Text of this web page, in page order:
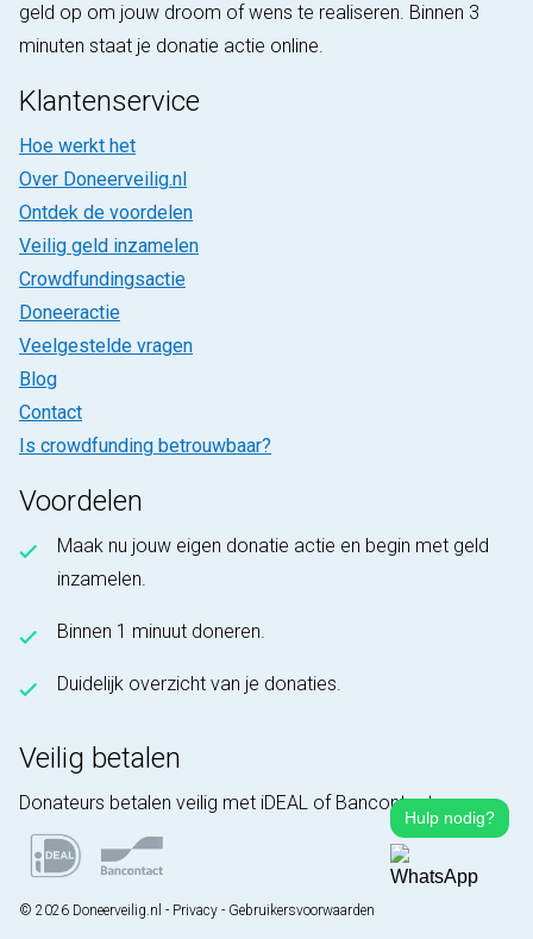
geld op om jouw droom of wens te realiseren. Binnen 3
minuten staat je donatie actie online.
Klantenservice
Hoe werkt het
Over Doneerveilig.nl
Ontdek de voordelen
Veilig geld inzamelen
Crowdfundingsactie
Doneeractie
Veelgestelde vragen
Blog
Contact
Is crowdfunding betrouwbaar?
Voordelen
Maak nu jouw eigen donatie actie en begin met geld
inzamelen.
Binnen 1 minuut doneren.
Duidelijk overzicht van je donaties.
Veilig betalen
Donateurs betalen veilig met iDEAL of Bancontact.
© 2026 Doneerveilig.nl - Privacy - Gebruikersvoorwaarden
Hulp nodig?